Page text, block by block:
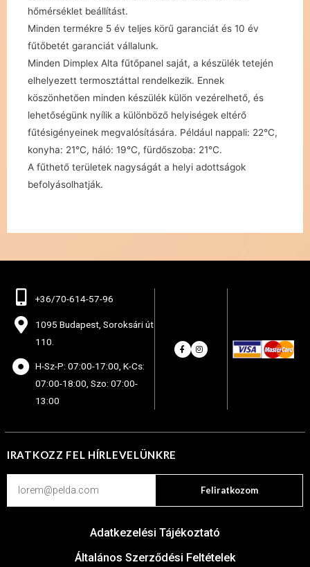
hőmérséklet beállítást.
Minden termékre 5 év teljes körű garanciát és 10 év
fűtőbetét garanciát vállalunk.
Minden Dimplex Alta fűtőpanel saját, a készülék tetején
elhelyezett termosztáttal rendelkezik. Ennek
köszönhetően minden készülék külön vezérelhető, és
lehetőségünk nyílik a különböző helyiségek eltérő
fűtésigényeinek megvalósítására. Például nappali: 22°C,
konyha: 21°C, háló: 19°C, fürdőszoba: 21°C.
A fűthető területek nagyságát a helyi adottságok
befolyásolhatják.
+36/70-614-57-96
1095 Budapest, Soroksári út
110.
H-Sz-P: 07:00-17:00, K-Cs:
07:00-18:00, Szo: 07:00-
13:00
IRATKOZZ FEL HÍRLEVELÜNKRE
Feliratkozom
Adatkezelési Tájékoztató
Általános Szerződési Feltételek